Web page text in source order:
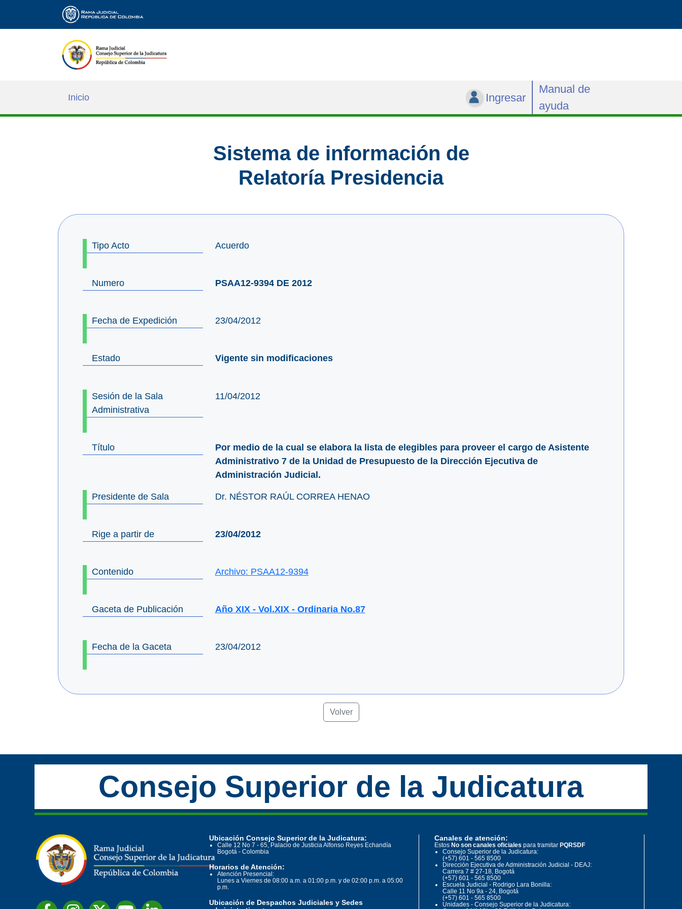
Inicio Ingresar
Manual de
ayuda
Sistema de información de
Relatoría Presidencia
Tipo Acto Acuerdo
Numero PSAA12-9394 DE 2012
Fecha de Expedición 23/04/2012
Estado Vigente sin modificaciones
Sesión de la Sala
Administrativa
11/04/2012
Título
Por medio de la cual se elabora la lista de elegibles para proveer el cargo de Asistente
Administrativo 7 de la Unidad de Presupuesto de la Dirección Ejecutiva de
Administración Judicial.
Presidente de Sala Dr. NÉSTOR RAÚL CORREA HENAO
Rige a partir de 23/04/2012
Contenido Archivo: PSAA12-9394
Gaceta de Publicación Año XIX - Vol.XIX - Ordinaria No.87
Fecha de la Gaceta 23/04/2012
Volver
Consejo Superior de la Judicatura
Ubicación Consejo Superior de la Judicatura:
Calle 12 No 7 - 65, Palacio de Justicia Alfonso Reyes Echandía
Bogotá - Colombia
Horarios de Atención:
Atención Presencial:
Lunes a Viernes de 08:00 a.m. a 01:00 p.m. y de 02:00 p.m. a 05:00
p.m.
Ubicación de Despachos Judiciales y Sedes
Canales de atención:
Estos No son canales oficiales para tramitar PQRSDF
Consejo Superior de la Judicatura:
(+57) 601 - 565 8500
Dirección Ejecutiva de Administración Judicial - DEAJ:
Carrera 7 # 27-18, Bogotá
(+57) 601 - 565 8500
Escuela Judicial - Rodrigo Lara Bonilla:
Calle 11 No 9a - 24, Bogotá
(+57) 601 - 565 8500
Unidades - Consejo Superior de la Judicatura: